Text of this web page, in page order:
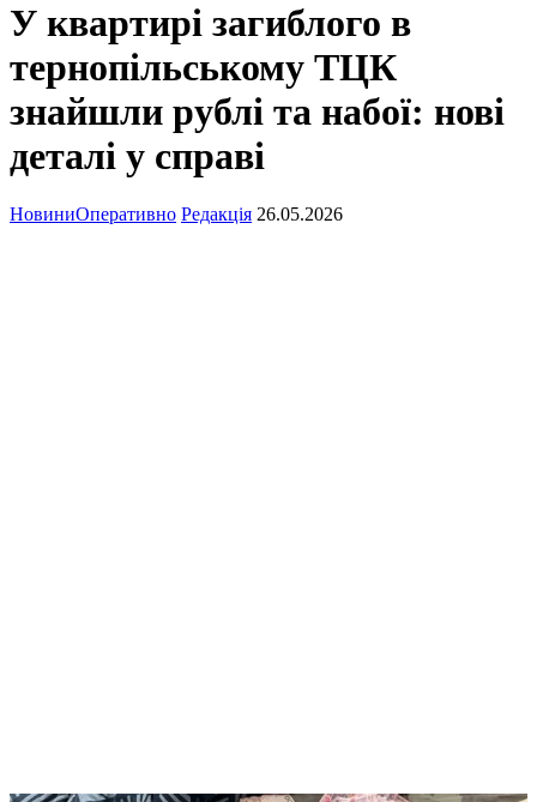
У квартирі загиблого в
тернопільському ТЦК
знайшли рублі та набої: нові
деталі у справі
НовиниОперативно Редакція 26.05.2026